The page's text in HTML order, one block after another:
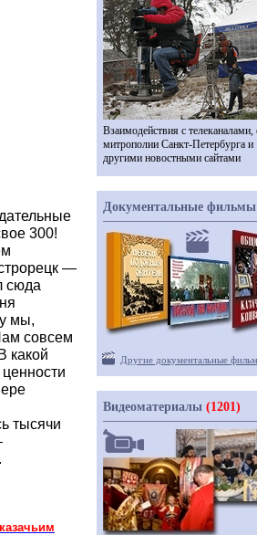
300!
—
сюда
мы,
совсем
какой
тысячи
Взаимодействия с телеканалами,
митрополии Санкт-Петербурга и
другими новостными сайтами
Документальные фильмы
Другие документальные
Видеоматериалы (1201)